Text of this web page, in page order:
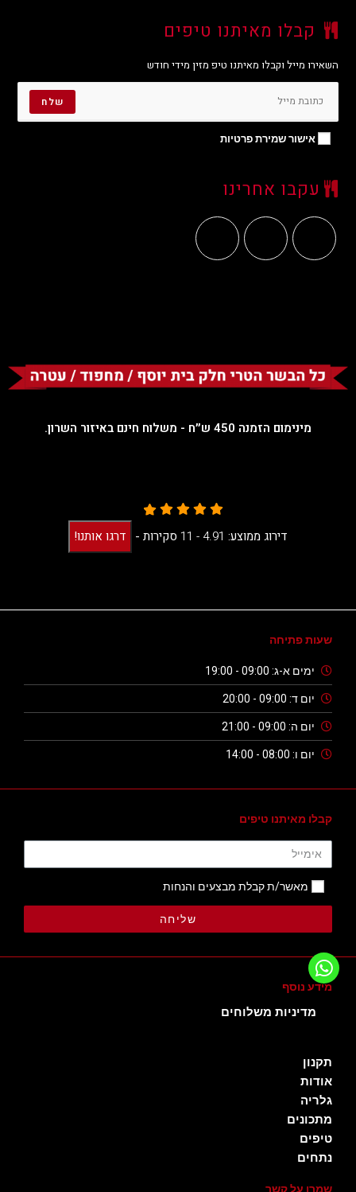
קבלו מאיתנו טיפים
השאירו מייל וקבלו מאיתנו טיפ מזין מידי חודש
שלח
אישור שמירת פרטיות
עקבו אחרינו
מינימום הזמנה 450 ש״ח - משלוח חינם באיזור השרון.
דירוג ממוצע: 4.91 -
11 סקירות - דרגו אותנו!
שעות פתיחה
ימים א-ג: 09:00 - 19:00
יום ד: 09:00 - 20:00
יום ה: 09:00 - 21:00
יום ו: 08:00 - 14:00
קבלו מאיתנו טיפים
מאשר/ת קבלת מבצעים והנחות
שליחה
מידע נוסף
מדיניות משלוחים
תקנון
אודות
גלריה
מתכונים
טיפים
נתחים
שמרו על קשר